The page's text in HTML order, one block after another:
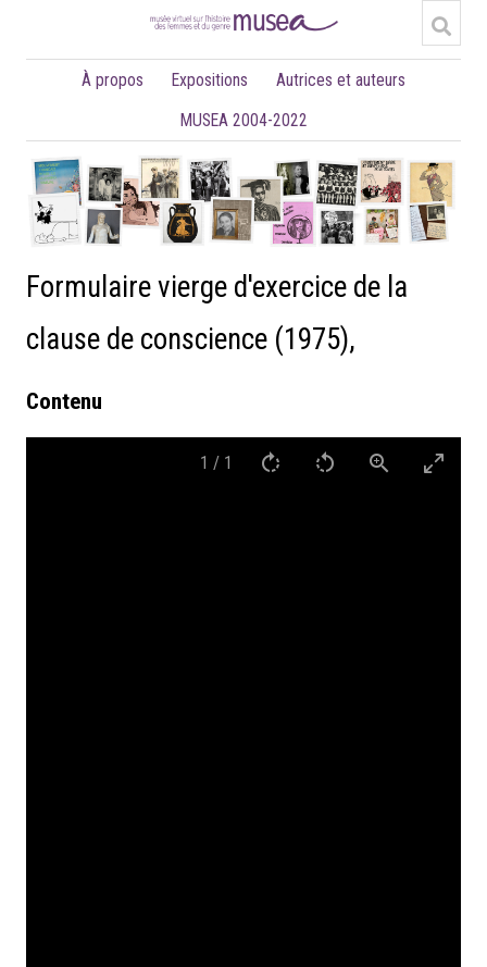
À propos Expositions
Autrices et auteurs
MUSEA 2004-2022
Formulaire vierge d'exercice de la
clause de conscience (1975),
Contenu
1 / 1